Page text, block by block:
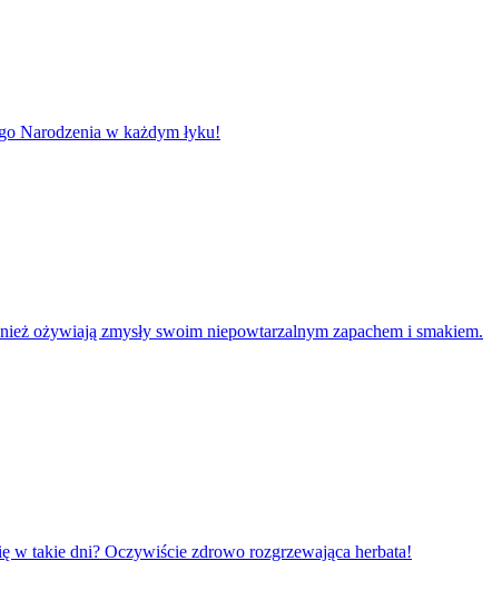
Narodzenia w każdym łyku!
ożywiają zmysły swoim niepowtarzalnym zapachem i smakiem.
w takie dni? Oczywiście zdrowo rozgrzewająca herbata!